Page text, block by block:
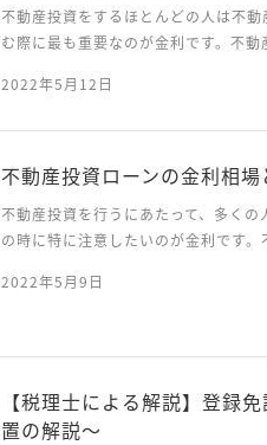
不動産投資をするほとんどの人は不
む際に最も重要なのが金利です。不
ともあります。 そのため、できるだけ
2022年5月12日
不動産投資ローンの金利相
不動産投資を行うにあたって、多く
の時に特に注意したいのが金利です
投資金額が何百万円と変わってくるこ
2022年5月9日
【税理士による解説】登録
置の解説～